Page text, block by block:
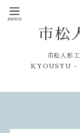
市松
市松人形
KYOUSYU -